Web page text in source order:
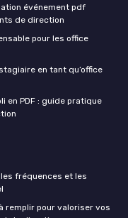
événement pdf
de direction
pour les office
en tant qu’office
en PDF : guide pratique
les fréquences et les
remplir pour valoriser vos